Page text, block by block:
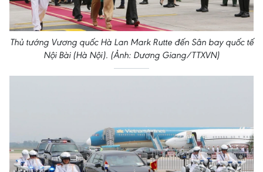
Thủ tướng Vương quốc Hà Lan Mark Rutte đến Sân bay quốc tế
Nội Bài (Hà Nội). (Ảnh: Dương Giang/TTXVN)